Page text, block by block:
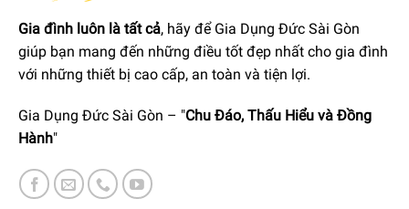
Gia đình luôn là tất cả, hãy để Gia Dụng Đức Sài Gòn
giúp bạn mang đến những điều tốt đẹp nhất cho gia đình
với những thiết bị cao cấp, an toàn và tiện lợi.
Gia Dụng Đức Sài Gòn – "Chu Đáo, Thấu Hiểu và Đồng
Hành"